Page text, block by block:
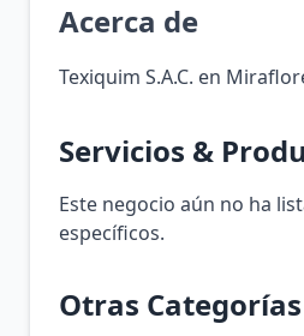
Acerca de
Texiquim S.A.C. en
Servicios &
Este negocio aún no ha
específicos.
Otras Categorías